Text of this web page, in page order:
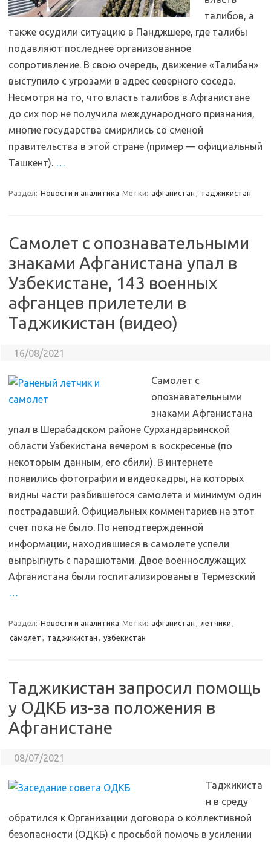
талибов, а
также осудили ситуацию в Панджшере, где талибы
подавляют последнее организованное
сопротивление. В свою очередь, движение «Талибан»
выступило с угрозами в адрес северного соседа.
Несмотря на то, что власть талибов в Афганистане
до сих пор не получила международного признания,
многие государства смирились со сменой
правительства в этой стране (пример — официальный
Ташкент). …
Раздел: Новости и аналитика Метки: афганистан , таджикистан
Cамолет с опознавательными
знаками Афганистана упал в
Узбекистане, 143 военных
афганцев прилетели в
Таджикистан (видео)
16/08/2021
Cамолет с
опознавательными
знаками Афганистана
упал в Шерабадском районе Сурхандарьинской
области Узбекистана вечером в воскресенье (по
некоторым данным, его сбили). В интернете
появились фотографии и видеокадры, на которых
видны части разбившегося самолета и минимум один
пострадавший. Официальных комментариев на этот
счет пока не было. По неподтвержденной
информации, находившиеся в самолете успели
выпрыгнуть с парашютами. Двое военнослужащих
Афганистана были госпитализированы в Термезский
…
Раздел: Новости и аналитика Метки: афганистан , летчики ,
самолет , таджикистан , узбекистан
Таджикистан запросил помощь
у ОДКБ из-за положения в
Афганистане
08/07/2021
Таджикиста
н в среду
обратился к Организации договора о коллективной
безопасности (ОДКБ) с просьбой помочь в усилении